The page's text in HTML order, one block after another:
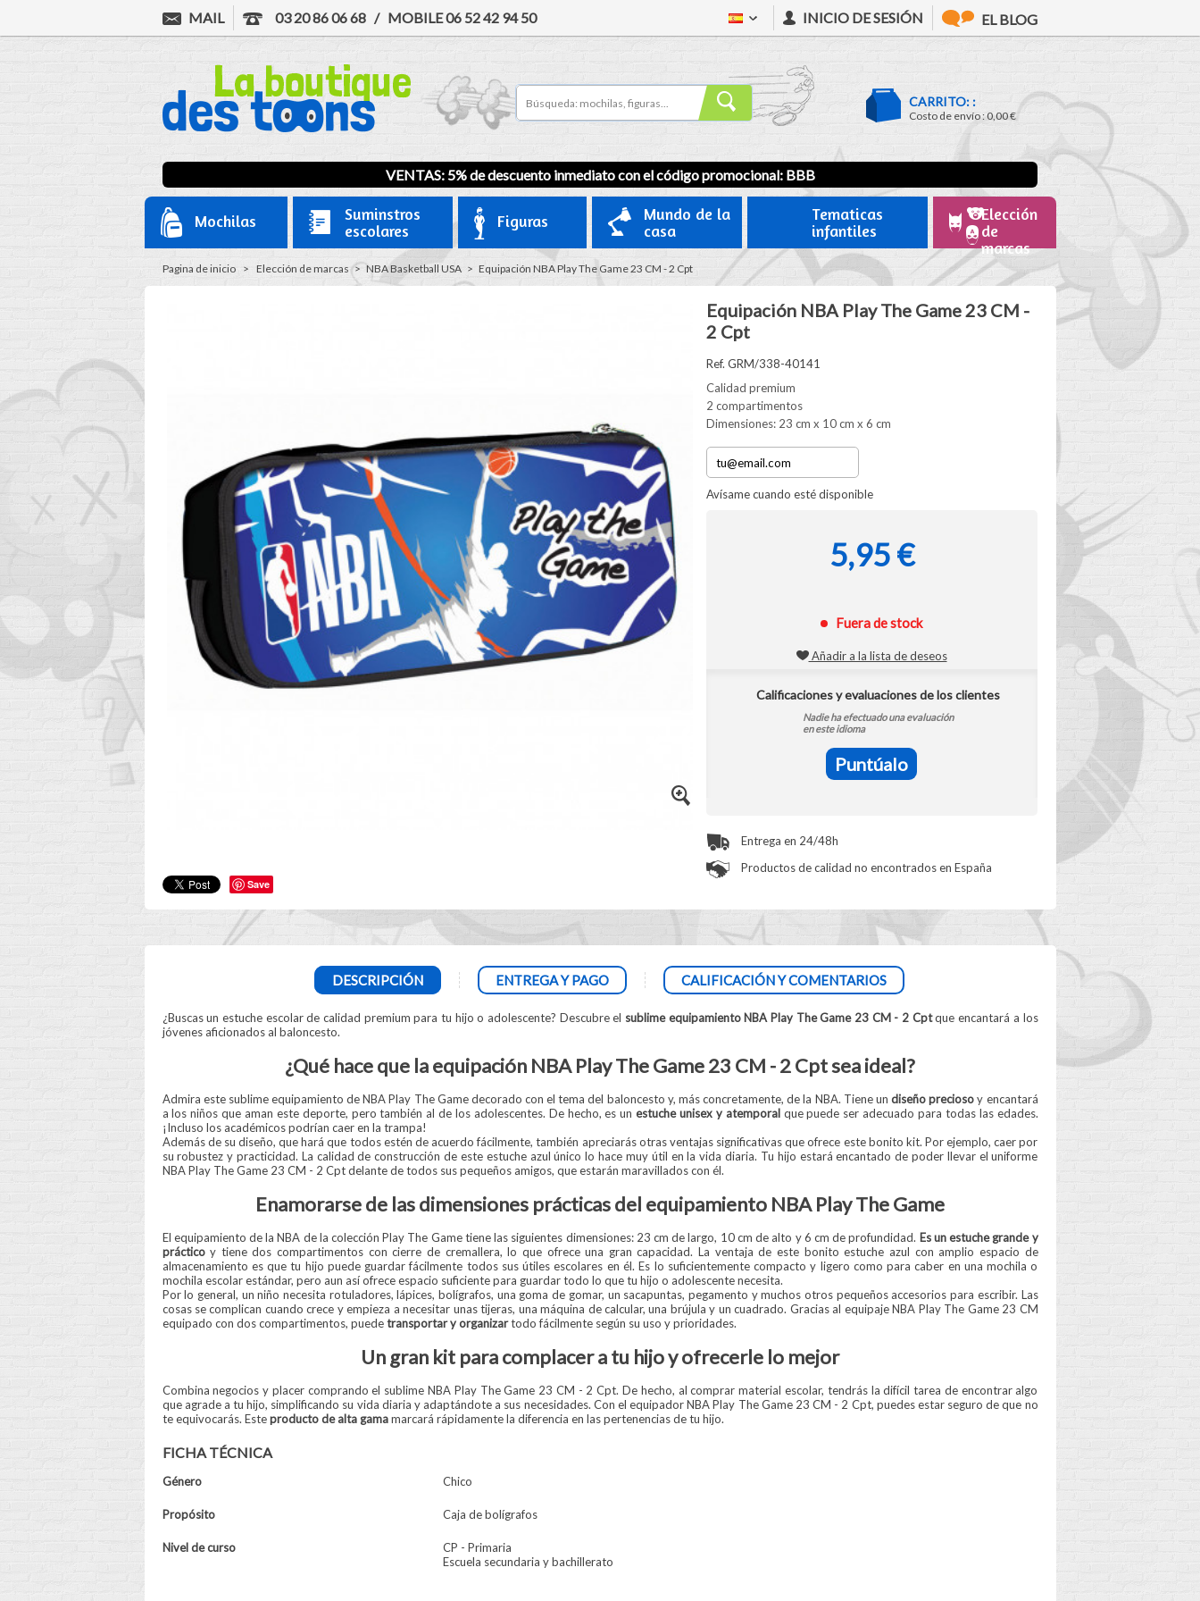
MAIL 03 20 86 06 68 / MOBILE06 52 42 94 50 INICIO DE SESIÓN EL BLOG
CARRITO: :
Costo de envío :0,00 €
VENTAS: 5% de descuento inmediato con el código promocional: BBB
Mochilas
Suminstros
escolares
Figuras
Mundo de la
casa
Tematicas
infantiles
Elección
de
marcas
Pagina de inicio > Elección de marcas > NBA Basketball USA > Equipación NBA Play The Game 23 CM - 2 Cpt
Save
Equipación NBA Play The Game 23 CM -
2 Cpt
Ref. GRM/338-40141
Calidad premium
2 compartimentos
Dimensiones: 23 cm x 10 cm x 6 cm
Avísame cuando esté disponible
5,95 €
Fuera de stock
Añadir a la lista de deseos
Calificaciones y evaluaciones de los clientes
Nadie ha efectuado una evaluación
en este idioma
Puntúalo
Entrega en 24/48h
Productos de calidad no encontrados en España
DESCRIPCIÓN ENTREGA Y PAGO CALIFICACIÓN Y COMENTARIOS
¿Buscas un estuche escolar de calidad premium para tu hijo o adolescente? Descubre el sublime equipamiento NBA Play The Game 23 CM - 2 Cptque encantará a los
jóvenes aficionados al baloncesto.
¿Qué hace que la equipación NBA Play The Game 23 CM - 2 Cpt sea ideal?
Admira este sublime equipamiento de NBA Play The Game decorado con el tema del baloncesto y, más concretamente, de la NBA. Tiene undiseño preciosoy encantará
a los niños que aman este deporte, pero también al de los adolescentes. De hecho, es unestuche unisex y atemporalque puede ser adecuado para todas las edades.
¡Incluso los académicos podrían caer en la trampa!
Además de su diseño, que hará que todos estén de acuerdo fácilmente, también apreciarás otras ventajas significativas que ofrece este bonito kit. Por ejemplo, caer por
su robustez y practicidad. La calidad de construcción de este estuche azul único lo hace muy útil en la vida diaria. Tu hijo estará encantado de poder llevar el uniforme
NBA Play The Game 23 CM - 2 Cpt delante de todos sus pequeños amigos, que estarán maravillados con él.
Enamorarse de las dimensiones prácticas del equipamiento NBA Play The Game
El equipamiento de la NBA de la colección Play The Game tiene las siguientes dimensiones: 23 cm de largo, 10 cm de alto y 6 cm de profundidad. Es un estuche grande y
prácticoy tiene dos compartimentos con cierre de cremallera, lo que ofrece una gran capacidad. La ventaja de este bonito estuche azul con amplio espacio de
almacenamiento es que tu hijo puede guardar fácilmente todos sus útiles escolares en él. Es lo suficientemente compacto y ligero como para caber en una mochila o
mochila escolar estándar, pero aun así ofrece espacio suficiente para guardar todo lo que tu hijo o adolescente necesita.
Por lo general, un niño necesita rotuladores, lápices, bolígrafos, una goma de gomar, un sacapuntas, pegamento y muchos otros pequeños accesorios para escribir. Las
cosas se complican cuando crece y empieza a necesitar unas tijeras, una máquina de calcular, una brújula y un cuadrado. Gracias al equipaje NBA Play The Game 23 CM
equipado con dos compartimentos, puedetransportar y organizartodo fácilmente según su uso y prioridades.
Un gran kit para complacer a tu hijo y ofrecerle lo mejor
Combina negocios y placer comprando el sublime NBA Play The Game 23 CM - 2 Cpt. De hecho, al comprar material escolar, tendrás la difícil tarea de encontrar algo
que agrade a tu hijo, simplificando su vida diaria y adaptándote a sus necesidades. Con el equipador NBA Play The Game 23 CM - 2 Cpt, puedes estar seguro de que no
te equivocarás. Esteproducto de alta gamamarcará rápidamente la diferencia en las pertenencias de tu hijo.
FICHA TÉCNICA
Género Chico
Propósito Caja de bolígrafos
Nivel de curso
CP - Primaria
Escuela secundaria y bachillerato